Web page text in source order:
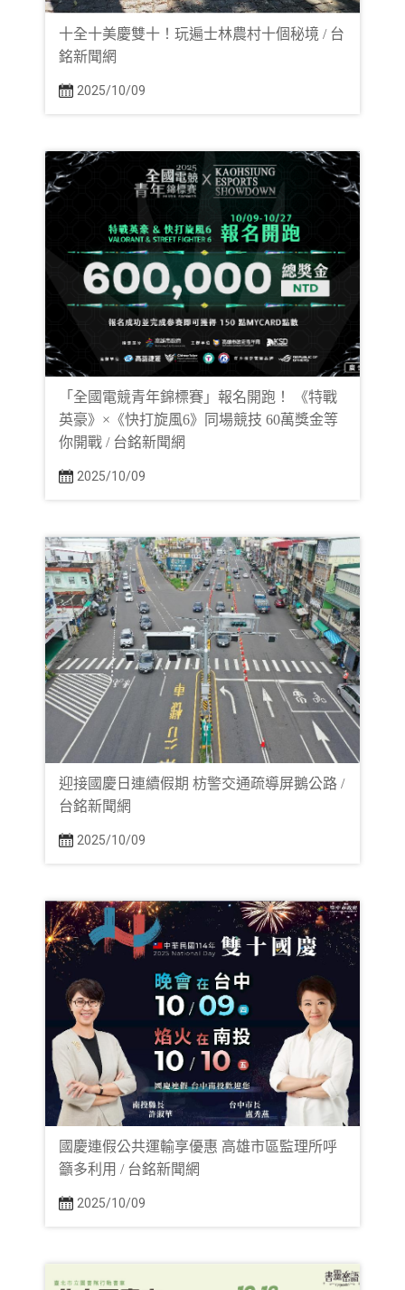
十全十美慶雙十！玩遍士林農村十個秘境 / 台
銘新聞網
2025/10/09
「全國電競青年錦標賽」報名開跑！ 《特戰
英豪》×《快打旋風6》同場競技 60萬獎金等
你開戰 / 台銘新聞網
2025/10/09
迎接國慶日連續假期 枋警交通疏導屏鵝公路 /
台銘新聞網
2025/10/09
國慶連假公共運輸享優惠 高雄市區監理所呼
籲多利用 / 台銘新聞網
2025/10/09